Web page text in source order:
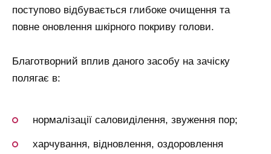
поступово відбувається глибоке очищення та
повне оновлення шкірного покриву голови.
Благотворний вплив даного засобу на зачіску
полягає в:
нормалізації саловиділення, звуження пор;
харчування, відновлення, оздоровлення